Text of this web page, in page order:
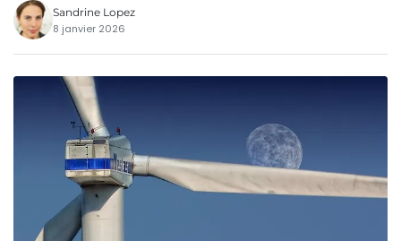
Sandrine Lopez
8 janvier 2026